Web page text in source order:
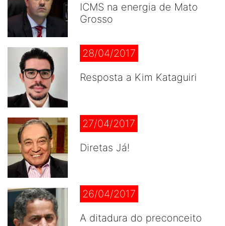
ICMS na energia de Mato
Grosso
28/04/2017
Resposta a Kim Kataguiri
27/04/2017
Diretas Já!
26/04/2017
A ditadura do preconceito